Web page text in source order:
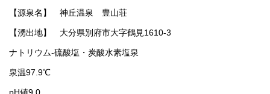
【源泉名】 神丘温泉 豊山荘
【湧出地】 大分県別府市大字鶴見1610-3
ナトリウム-硫酸塩・炭酸水素塩泉
泉温97.9℃